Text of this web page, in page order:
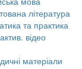
література
та практика
відео
матеріали